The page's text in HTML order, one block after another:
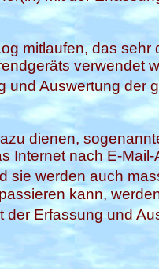
mitlaufen, das
verwendet
Auswertung der
dienen,
Internet nach E-
werden auch
kann,
Erfassung und